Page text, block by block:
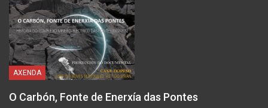
AXENDA
O Carbón, Fonte de Enerxía das Pontes